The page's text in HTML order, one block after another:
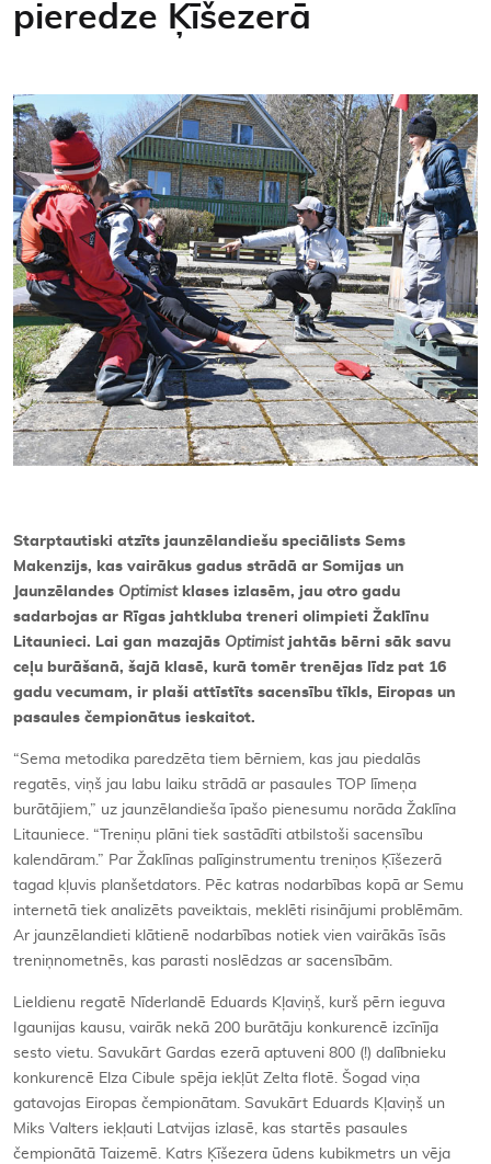
pieredze Ķīšezerā
Starptautiski atzīts jaunzēlandiešu speciālists Sems
Makenzijs, kas vairākus gadus strādā ar Somijas un
Jaunzēlandes Optimistklases izlasēm, jau otro gadu
sadarbojas ar Rīgas jahtkluba treneri olimpieti Žaklīnu
Litaunieci. Lai gan mazajās Optimist jahtās bērni sāk savu
ceļu burāšanā, šajā klasē, kurā tomēr trenējas līdz pat 16
gadu vecumam, ir plaši attīstīts sacensību tīkls, Eiropas un
pasaules čempionātus ieskaitot.
“Sema metodika paredzēta tiem bērniem, kas jau piedalās
regatēs, viņš jau labu laiku strādā ar pasaules TOP līmeņa
burātājiem,” uz jaunzēlandieša īpašo pienesumu norāda Žaklīna
Litauniece. “Treniņu plāni tiek sastādīti atbilstoši sacensību
kalendāram.” Par Žaklīnas palīginstrumentu treniņos Ķīšezerā
tagad kļuvis planšetdators. Pēc katras nodarbības kopā ar Semu
internetā tiek analizēts paveiktais, meklēti risinājumi problēmām.
Ar jaunzēlandieti klātienē nodarbības notiek vien vairākās īsās
treniņnometnēs, kas parasti noslēdzas ar sacensībām.
Lieldienu regatē Nīderlandē Eduards Kļaviņš, kurš pērn ieguva
Igaunijas kausu, vairāk nekā 200 burātāju konkurencē izcīnīja
sesto vietu. Savukārt Gardas ezerā aptuveni 800 (!) dalībnieku
konkurencē Elza Cibule spēja iekļūt Zelta flotē. Šogad viņa
gatavojas Eiropas čempionātam. Savukārt Eduards Kļaviņš un
Miks Valters iekļauti Latvijas izlasē, kas startēs pasaules
čempionātā Taizemē. Katrs Ķīšezera ūdens kubikmetrs un vēja